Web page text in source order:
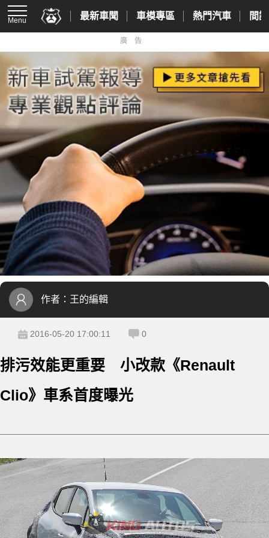
Menu 最新車聞 車模專區 熱門汽車 間
廣告
作者： 王的編輯
2016-05-20 17:00:11 0
排污效能更重要 小改款《Renault
Clio》車系首度曝光